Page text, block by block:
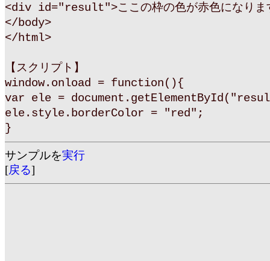
<div id="result">ここの枠の色が赤色になり
</body>
</html>
【スクリプト】
window.onload = function(){
var ele =
ele.style.borderColor = "red";
}
サンプルを実行
[戻る]